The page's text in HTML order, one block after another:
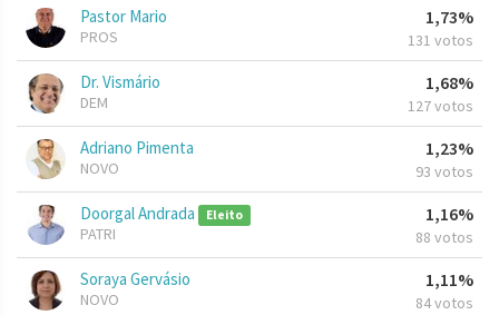
Pastor Mario
PROS
1,73%
131 votos
Dr. Vismário
DEM
1,68%
127 votos
Adriano Pimenta
NOVO
1,23%
93 votos
Doorgal Andrada Eleito
PATRI
1,16%
88 votos
Soraya Gervásio
NOVO
1,11%
84 votos